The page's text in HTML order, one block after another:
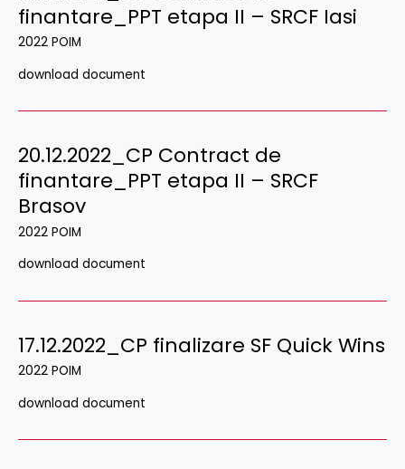
finantare_PPT etapa II – SRCF Iasi
2022 POIM
download document
20.12.2022_CP Contract de
finantare_PPT etapa II – SRCF
Brasov
2022 POIM
download document
17.12.2022_CP finalizare SF Quick Wins
2022 POIM
download document